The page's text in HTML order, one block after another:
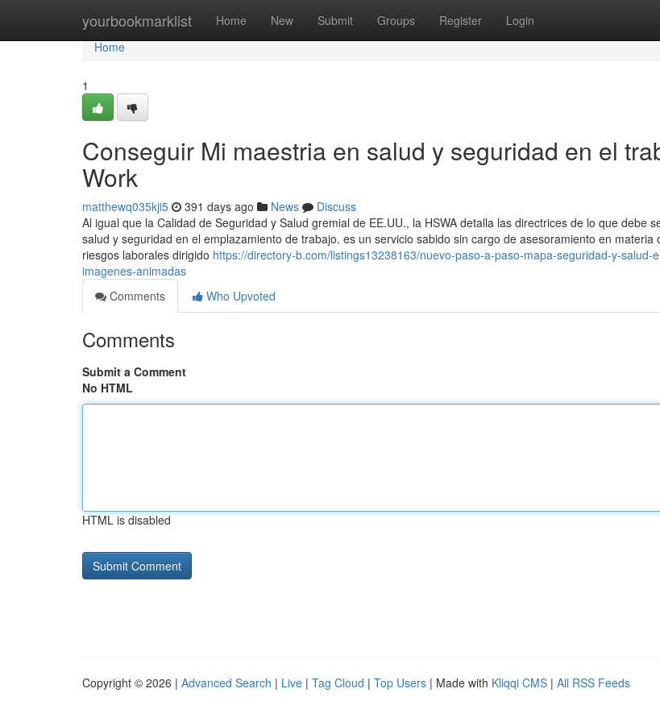
yourbookmarklist Home New Submit Groups Register Login
Home
Home
1
Conseguir Mi maestria en salud y seguridad en el
Work
matthewq035kji5 391 days ago News
Discuss
Al igual que la Calidad de Seguridad y Salud gremial de EE.UU., la HSWA detalla las directrices de lo que debe
salud y seguridad en el emplazamiento de trabajo. es un servicio sabido sin cargo de asesoramiento en materia
riesgos laborales dirigido https://directory-b.com/listings13238163/nuevo-paso-a-paso-mapa-seguridad-y-salud-
imagenes-animadas
Comments
Who Upvoted
Comments
Submit a Comment
No HTML
HTML is disabled
Copyright © 2026 | Advanced Search | Live | Tag Cloud | Top Users | Made with Kliqqi CMS | All RSS Feeds